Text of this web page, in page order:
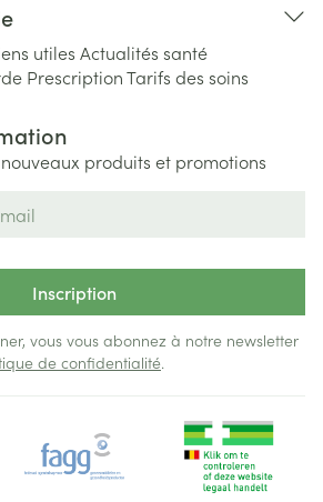
utiles Actualités santé
PrescriptionTarifs des soins
produits et promotions
Inscription
vous vous abonnez à notre newsletter
de confidentialité.